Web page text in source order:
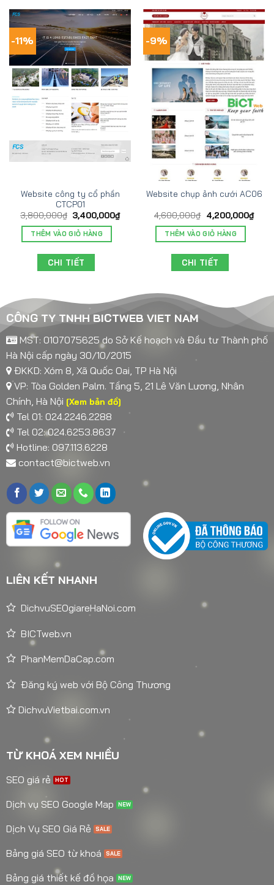
-11%
Website công ty cổ phần
CTCP01
3,800,000₫ 3,400,000₫
THÊM VÀO GIỎ HÀNG
CHI TIẾT
-9%
Website chụp ảnh cưới AC06
4,600,000₫ 4,200,000₫
THÊM VÀO GIỎ HÀNG
CHI TIẾT
CÔNG TY TNHH BICTWEB VIET NAM
MST: 0107075625 do Sở Kế hoạch và Đầu tư Thành phố
Hà Nội cấp ngày 30/10/2015
ĐKKD: Xóm 8, Xã Quốc Oai, TP Hà Nội
VP: Tòa Golden Palm. Tầng 5, 21 Lê Văn Lương, Nhân
Chính, Hà Nội [Xem bản đồ]
Tel 01: 024.2246.2288
Tel 02: 024.6253.8637
Hotline: 097.113.6228
contact@bictweb.vn
LIÊN KẾT NHANH
DichvuSEOgiareHaNoi.com
BICTweb.vn
PhanMemDaCap.com
Đăng ký web với Bộ Công Thương
DichvuVietbai.com.vn
TỪ KHOÁ XEM NHIỀU
SEO giá rẻ
Dịch vụ SEO Google Map
Dịch Vụ SEO Giá Rẻ
Bảng giá SEO từ khoá
Bảng giá thiết kế đồ họa